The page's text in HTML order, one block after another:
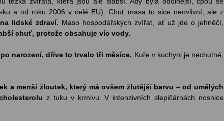
a od roku 2006 v celé EU). Chuť masa to sice neovlivní, ale z
lidské zdraví. Maso hospodářských zvířat, ať už jde o jehněčí,
chuť, protože obsahuje víc vody.
narození, dříve to trvalo tři měsíce. Kuře v kuchyni je nechutné,
a menší žloutek, který má ovšem žlutější barvu – od umělých
z tuku v krmivu. V intenzivních slepičárnách nosnice